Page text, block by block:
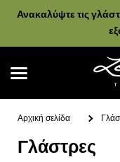
Ανακαλύψτε τις
Αρχική σελίδα
Γλάστρες